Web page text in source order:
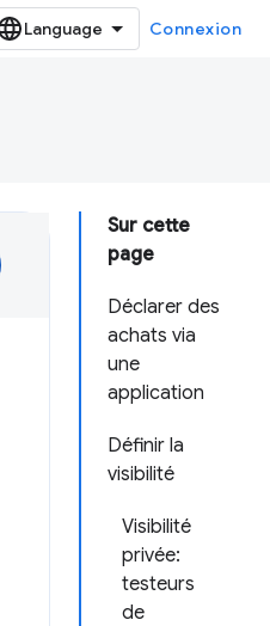
Connexion
Sur cette
page
Déclarer des
achats via
une
application
Définir la
visibilité
Visibilité
privée:
testeurs
de